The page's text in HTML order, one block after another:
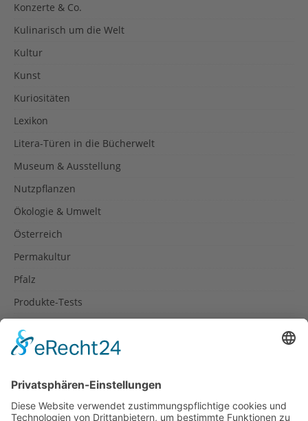
Konzerte & Co.
Kulinarisch um die Welt
Kultur
Kunst
Kuriositäten
Lexikon
Litera-Türen in die Bücherwelt
Museum & Ausstellung
Nutzpflanzen
Ökologie & Umwelt
Österreich
Permakultur
Pfalz
Produkte-Tests
Rezepte
Spanien
Südtirol